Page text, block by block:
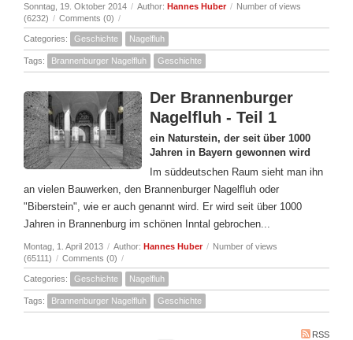
Sonntag, 19. Oktober 2014 / Author: Hannes Huber / Number of views
(6232) / Comments (0) /
Categories: Geschichte Nagelfluh
Tags: Brannenburger Nagelfluh Geschichte
Der Brannenburger
Nagelfluh - Teil 1
ein Naturstein, der seit über 1000
Jahren in Bayern gewonnen wird
Im süddeutschen Raum sieht man ihn
an vielen Bauwerken, den Brannenburger Nagelfluh oder
"Biberstein", wie er auch genannt wird. Er wird seit über 1000
Jahren in Brannenburg im schönen Inntal gebrochen...
Montag, 1. April 2013 / Author: Hannes Huber / Number of views
(65111) / Comments (0) /
Categories: Geschichte Nagelfluh
Tags: Brannenburger Nagelfluh Geschichte
RSS